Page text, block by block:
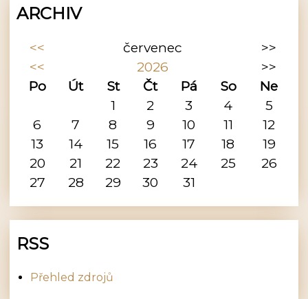
ARCHIV
<< červenec
>>
<<
2026
>>
Po
Út St Čt Pá So
Ne
1
2 3 4
5
6
7 8 9 10 11
12
13
14 15 16 17 18
19
20
21 22 23 24 25
26
27
28 29 30 31
RSS
Přehled zdrojů